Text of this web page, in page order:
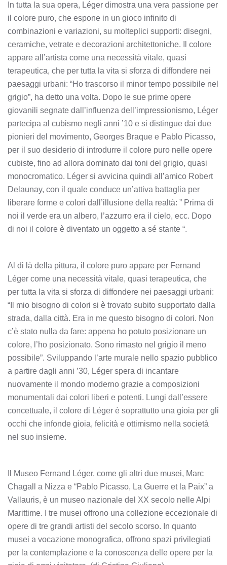
In tutta la sua opera, Léger dimostra una vera passione per
il colore puro, che espone in un gioco infinito di
combinazioni e variazioni, su molteplici supporti: disegni,
ceramiche, vetrate e decorazioni architettoniche. Il colore
appare all’artista come una necessità vitale, quasi
terapeutica, che per tutta la vita si sforza di diffondere nei
paesaggi urbani: “Ho trascorso il minor tempo possibile nel
grigio”, ha detto una volta. Dopo le sue prime opere
giovanili segnate dall’influenza dell’impressionismo, Léger
partecipa al cubismo negli anni ’10 e si distingue dai due
pionieri del movimento, Georges Braque e Pablo Picasso,
per il suo desiderio di introdurre il colore puro nelle opere
cubiste, fino ad allora dominato dai toni del grigio, quasi
monocromatico. Léger si avvicina quindi all’amico Robert
Delaunay, con il quale conduce un’attiva battaglia per
liberare forme e colori dall’illusione della realtà: ” Prima di
noi il verde era un albero, l’azzurro era il cielo, ecc. Dopo
di noi il colore è diventato un oggetto a sé stante “.
Al di là della pittura, il colore puro appare per Fernand
Léger come una necessità vitale, quasi terapeutica, che
per tutta la vita si sforza di diffondere nei paesaggi urbani:
“Il mio bisogno di colori si è trovato subito supportato dalla
strada, dalla città. Era in me questo bisogno di colori. Non
c’è stato nulla da fare: appena ho potuto posizionare un
colore, l’ho posizionato. Sono rimasto nel grigio il meno
possibile”. Sviluppando l’arte murale nello spazio pubblico
a partire dagli anni ’30, Léger spera di incantare
nuovamente il mondo moderno grazie a composizioni
monumentali dai colori liberi e potenti. Lungi dall’essere
concettuale, il colore di Léger è soprattutto una gioia per gli
occhi che infonde gioia, felicità e ottimismo nella società
nel suo insieme.
Il Museo Fernand Léger, come gli altri due musei, Marc
Chagall a Nizza e “Pablo Picasso, La Guerre et la Paix” a
Vallauris, è un museo nazionale del XX secolo nelle Alpi
Marittime. I tre musei offrono una collezione eccezionale di
opere di tre grandi artisti del secolo scorso. In quanto
musei a vocazione monografica, offrono spazi privilegiati
per la contemplazione e la conoscenza delle opere per la